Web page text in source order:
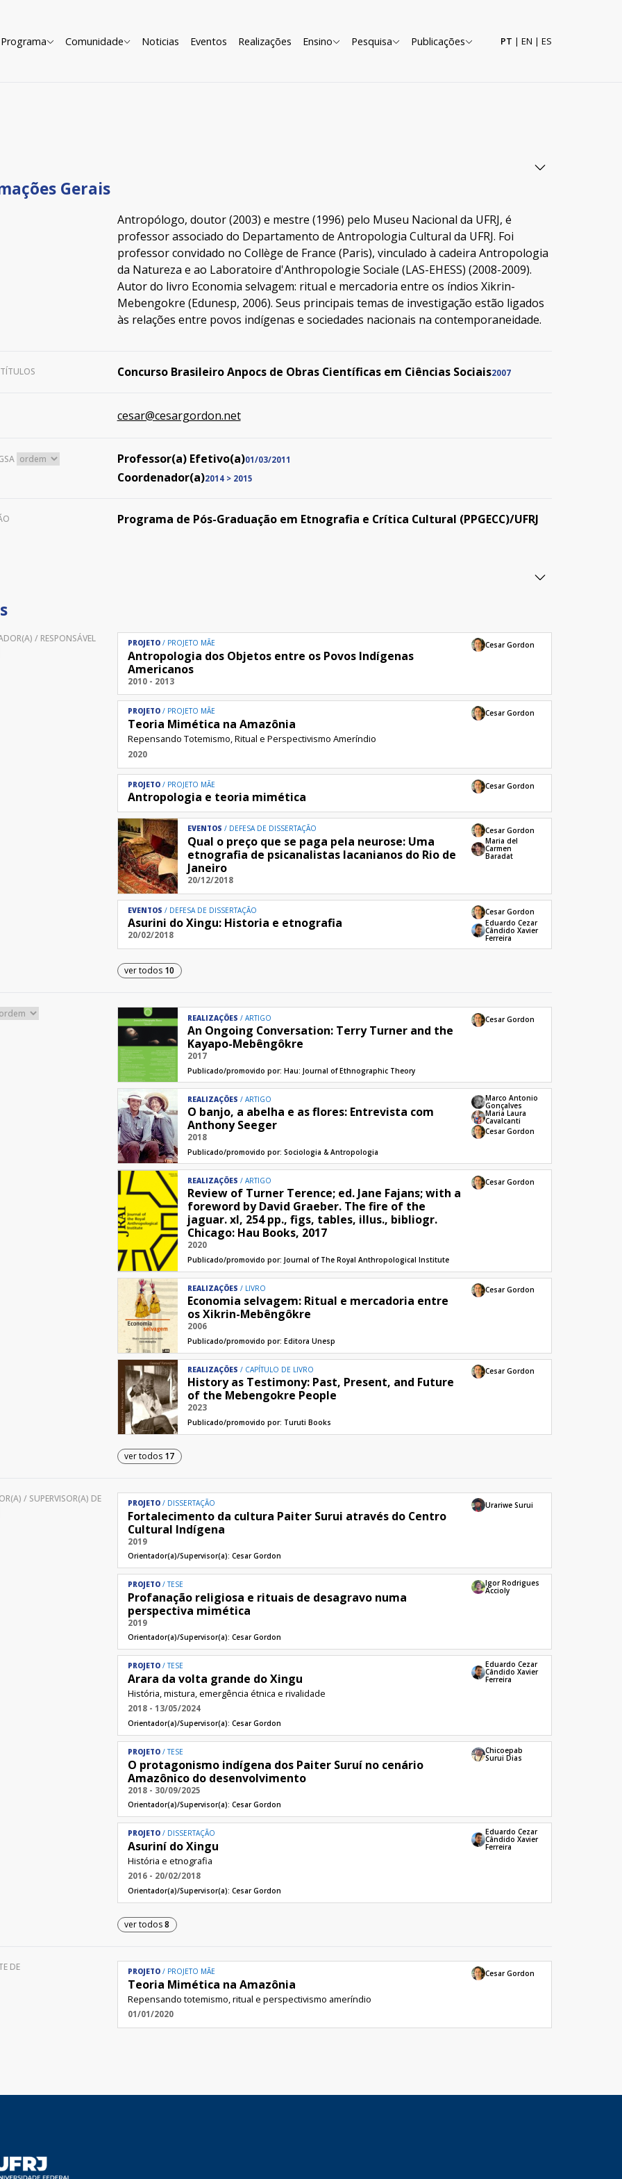
Programa Comunidade Noticias Eventos Realizações Ensino Pesquisa Publicações PT | EN | ES
Gerais
Antropólogo, doutor (2003) e mestre (1996) pelo Museu Nacional da UFRJ, é
professor associado do Departamento de Antropologia Cultural da UFRJ. Foi
professor convidado no Collège de France (Paris), vinculado à cadeira Antropologia
da Natureza e ao Laboratoire d'Anthropologie Sociale (LAS-EHESS) (2008-2009).
Autor do livro Economia selvagem: ritual e mercadoria entre os índios Xikrin-
Mebengokre (Edunesp, 2006). Seus principais temas de investigação estão ligados
às relações entre povos indígenas e sociedades nacionais na contemporaneidade.
Concurso Brasileiro Anpocs de Obras Científicas em Ciências Sociais2007
cesar@cesargordon.net
Professor(a) Efetivo(a)01/03/2011
Coordenador(a)2014> 2015
Programa de Pós-Graduação em Etnografia e Crítica Cultural (PPGECC)/UFRJ
/ RESPONSÁVEL PROJETO PROJETO MÃE
Antropologia dos Objetos entre os Povos Indígenas
Americanos
2010 - 2013
Cesar Gordon
PROJETO PROJETO MÃE
Teoria Mimética na Amazônia
Repensando Totemismo, Ritual e Perspectivismo Ameríndio
2020
Cesar Gordon
PROJETO PROJETO MÃE
Antropologia e teoria mimética
Cesar Gordon
EVENTOS DEFESA DE DISSERTAÇÃO
Qual o preço que se paga pela neurose: Uma
etnografia de psicanalistas lacanianos do Rio de
Janeiro
20/12/2018
Cesar Gordon
Maria del
Carmen
Baradat
EVENTOS DEFESA DE DISSERTAÇÃO
Asurini do Xingu: Historia e etnografia
20/02/2018
Cesar Gordon
Eduardo Cezar
Cândido Xavier
Ferreira
ver todos 10
REALIZAÇÕES ARTIGO
An Ongoing Conversation: Terry Turner and the
Kayapo-Mebêngôkre
2017
Publicado/promovido por:Hau: Journal of Ethnographic Theory
Cesar Gordon
REALIZAÇÕES ARTIGO
O banjo, a abelha e as flores: Entrevista com
Anthony Seeger
2018
Publicado/promovido por:Sociologia & Antropologia
Marco Antonio
Gonçalves
Maria Laura
Cavalcanti
Cesar Gordon
REALIZAÇÕES ARTIGO
Review of Turner Terence; ed. Jane Fajans; with a
foreword by David Graeber. The fire of the
jaguar. xl, 254 pp., figs, tables, illus., bibliogr.
Chicago: Hau Books, 2017
2020
Publicado/promovido por:Journal of The Royal Anthropological Institute
Cesar Gordon
REALIZAÇÕES LIVRO
Economia selvagem: Ritual e mercadoria entre
os Xikrin-Mebêngôkre
2006
Publicado/promovido por:Editora Unesp
Cesar Gordon
REALIZAÇÕES CAPÍTULO DE LIVRO
History as Testimony: Past, Present, and Future
of the Mebengokre People
2023
Publicado/promovido por: Turuti Books
Cesar Gordon
ver todos 17
/ SUPERVISOR(A) DE PROJETO DISSERTAÇÃO
Fortalecimento da cultura Paiter Surui através do Centro
Cultural Indígena
2019
Orientador(a)/Supervisor(a): Cesar Gordon
Urariwe Surui
PROJETO TESE
Profanação religiosa e rituais de desagravo numa
perspectiva mimética
2019
Orientador(a)/Supervisor(a): Cesar Gordon
Igor Rodrigues
Accioly
PROJETO TESE
Arara da volta grande do Xingu
História, mistura, emergência étnica e rivalidade
2018 - 13/05/2024
Orientador(a)/Supervisor(a): Cesar Gordon
Eduardo Cezar
Cândido Xavier
Ferreira
PROJETO TESE
O protagonismo indígena dos Paiter Suruí no cenário
Amazônico do desenvolvimento
2018 - 30/09/2025
Orientador(a)/Supervisor(a): Cesar Gordon
Chicoepab
Surui Dias
PROJETO DISSERTAÇÃO
Asuriní do Xingu
História e etnografia
2016 - 20/02/2018
Orientador(a)/Supervisor(a): Cesar Gordon
Eduardo Cezar
Cândido Xavier
Ferreira
ver todos8
DE PROJETO PROJETO MÃE
Teoria Mimética na Amazônia
Repensando totemismo, ritual e perspectivismo ameríndio
01/01/2020
Cesar Gordon